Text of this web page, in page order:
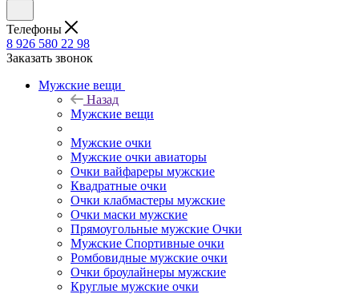
Телефоны
8 926 580 22 98
Заказать звонок
Мужские вещи
Назад
Мужские вещи
Мужские очки
Мужские очки авиаторы
Очки вайфареры мужские
Квадратные очки
Очки клабмастеры мужские
Очки маски мужские
Прямоугольные мужские Очки
Мужские Спортивные очки
Ромбовидные мужские очки
Очки броулайнеры мужские
Круглые мужские очки